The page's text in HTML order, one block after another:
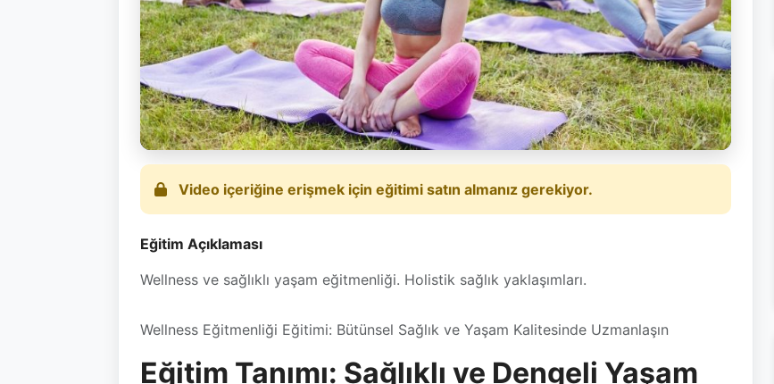
Eğitim Açıklaması
Wellness ve sağlıklı yaşam eğitmenliği. Holistik sağlık yaklaşımları.
İçin Profesyonel Rehberlik